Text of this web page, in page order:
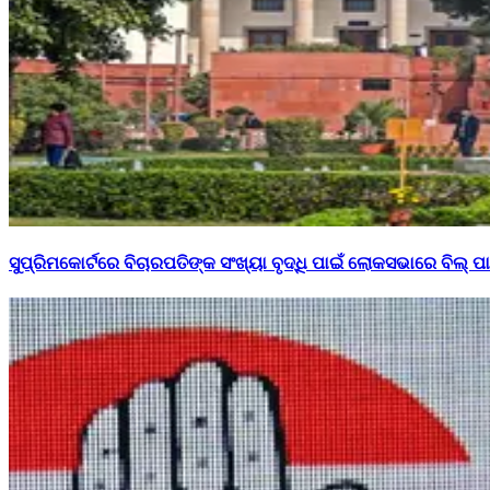
ସୁପ୍ରିମକୋର୍ଟରେ ବିଚାରପତିଙ୍କ ସଂଖ୍ୟା ବୃଦ୍ଧି ପାଇଁ ଲୋକସଭାରେ ବିଲ୍